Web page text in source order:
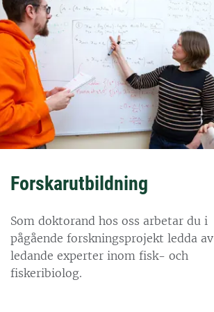
Forskarutbildning
Som doktorand hos oss arbetar du i
pågående forskningsprojekt ledda av
ledande experter inom fisk- och
fiskeribiolog.